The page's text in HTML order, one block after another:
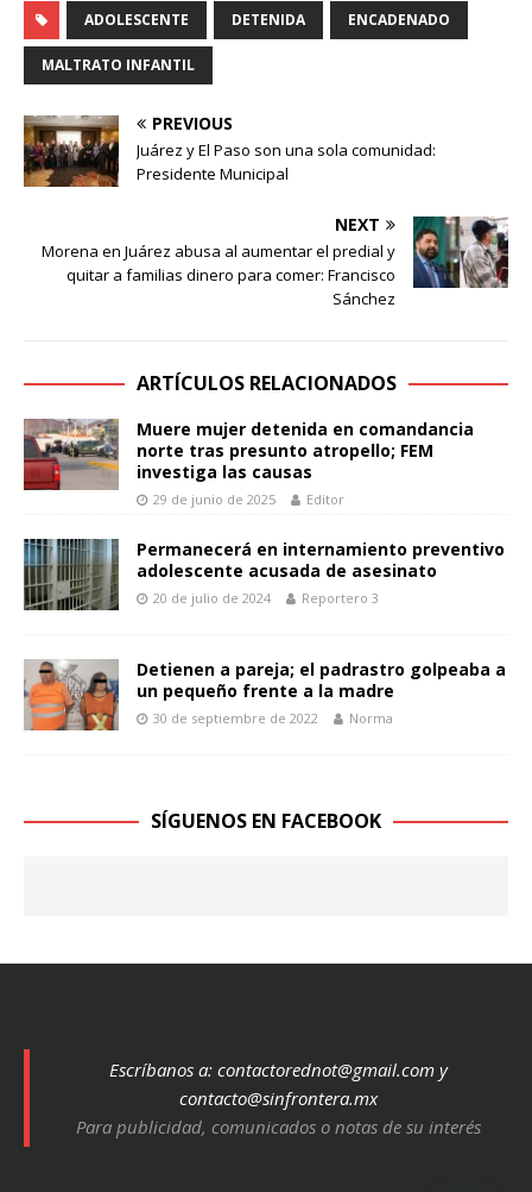
ADOLESCENTE DETENIDA ENCADENADO
MALTRATO INFANTIL
PREVIOUS
Juárez y El Paso son una sola comunidad:
Presidente Municipal
NEXT
Morena en Juárez abusa al aumentar el predial y
quitar a familias dinero para comer: Francisco
Sánchez
ARTÍCULOS RELACIONADOS
Muere mujer detenida en comandancia
norte tras presunto atropello; FEM
investiga las causas
29 de junio de 2025 Editor
Permanecerá en internamiento preventivo
adolescente acusada de asesinato
20 de julio de 2024 Reportero 3
Detienen a pareja; el padrastro golpeaba a
un pequeño frente a la madre
30 de septiembre de 2022 Norma
SÍGUENOS EN FACEBOOK
Escríbanos a: contactorednot@gmail.comy
contacto@sinfrontera.mx
Para publicidad, comunicados o notas de su interés